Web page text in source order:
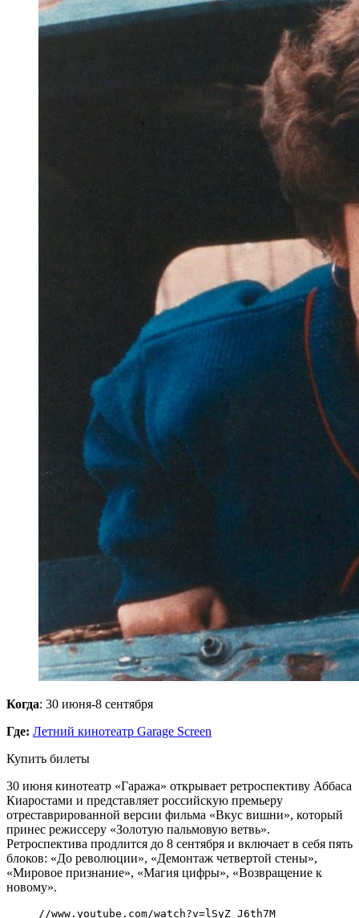
Когда: 30 июня-8 сентября
Где: Летний кинотеатр Garage Screen
Купить билеты
30 июня кинотеатр «Гаража» открывает ретроспективу Аббаса
Киаростами и представляет российскую премьеру
отреставрированной версии фильма «Вкус вишни», который
принес режиссеру «Золотую пальмовую ветвь».
Ретроспектива продлится до 8 сентября и включает в себя пять
блоков: «До революции», «Демонтаж четвертой стены»,
«Мировое признание», «Магия цифры», «Возвращение к
новому».
//www.youtube.com/watch?v=lSyZ_J6th7M